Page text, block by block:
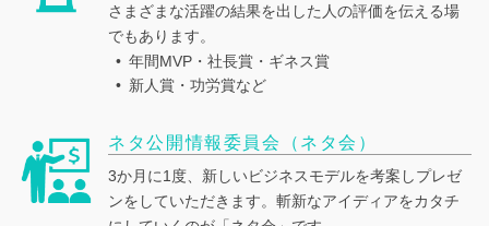
さまざまな活躍の結果を出した人の評価を伝える場
でもあります。
年間MVP・社長賞・ギネス賞
新人賞・功労賞など
ネタ公開情報委員会 （ネタ会）
3か月に1度、新しいビジネスモデルを考案しプレゼ
ンをしていただきます。斬新なアイディアをカタチ